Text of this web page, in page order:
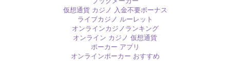
仮想通貨 カジノ 入金不要ボーナス
ライブカジノ ルーレット
オンラインカジノランキング
オンライン カジノ 仮想通貨
ポーカー アプリ
オンラインポーカー おすすめ